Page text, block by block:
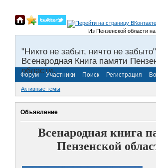
Из Пензенской области на
"Никто не забыт, ничто не
Всенародная Книга памяти
области.
Форум Участники Поиск Регистрация
Активные темы
Объявление
Всенародная книга
Пензенской